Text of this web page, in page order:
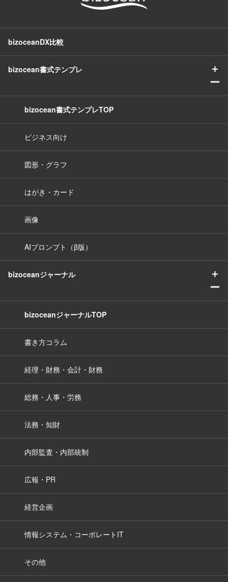
bizoceanDX比較
bizocean書式テンプレ
＋
ー
bizocean書式テンプレTOP
ビジネス向け
図形・グラフ
はがき・カード
画像
AIプロンプト（β版）
bizoceanジャーナル
＋
ー
bizoceanジャーナルTOP
書き方コラム
経理・財務・会計・財務
総務・人事・労務
法務・知財
内部監査・内部統制
広報・PR
経営企画
情報システム・コーポレートIT
その他